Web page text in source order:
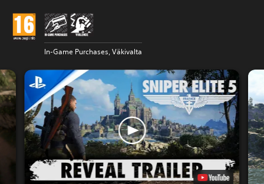
In-Game Purchases, Väkivalta